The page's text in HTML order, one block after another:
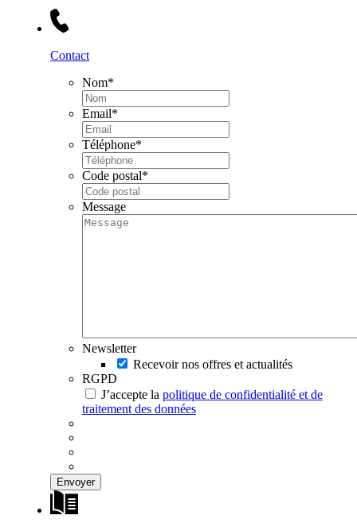
Contact
Nom*
Email*
Téléphone*
Code postal*
Message
Newsletter
Recevoir nos offres et actualités
RGPD
J’accepte la politique de confidentialité et de
traitement des données